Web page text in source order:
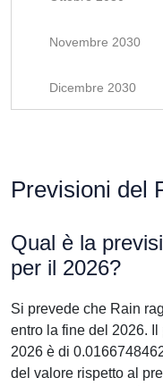
Novembre 2030
Dicembre 2030
Previsioni del
Qual è la
per il 2026?
Si prevede che Rain
entro la fine del 2026. Il
2026 è di
del valore rispetto al